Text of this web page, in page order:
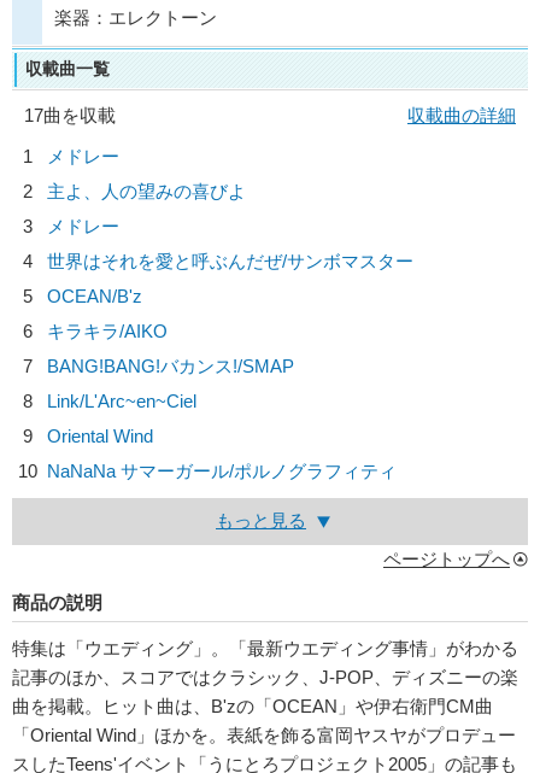
楽器：エレクトーン
収載曲一覧
17曲を収載
収載曲の詳細
1
メドレー
2
主よ、人の望みの喜びよ
3
メドレー
4
世界はそれを愛と呼ぶんだぜ/サンボマスター
5
OCEAN/B'z
6
キラキラ/AIKO
7
BANG!BANG!バカンス!/SMAP
8
Link/L'Arc~en~Ciel
9
Oriental Wind
10 NaNaNa サマーガール/ポルノグラフィティ
もっと見る
ページトップへ
商品の説明
特集は「ウエディング」。「最新ウエディング事情」がわかる
記事のほか、スコアではクラシック、J-POP、ディズニーの楽
曲を掲載。ヒット曲は、B'zの「OCEAN」や伊右衛門CM曲
「Oriental Wind」ほかを。表紙を飾る富岡ヤスヤがプロデュー
スしたTeens'イベント「うにとろプロジェクト2005」の記事も